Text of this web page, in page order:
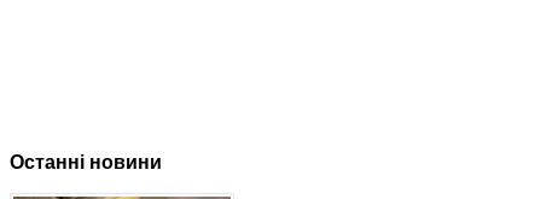
Останні новини